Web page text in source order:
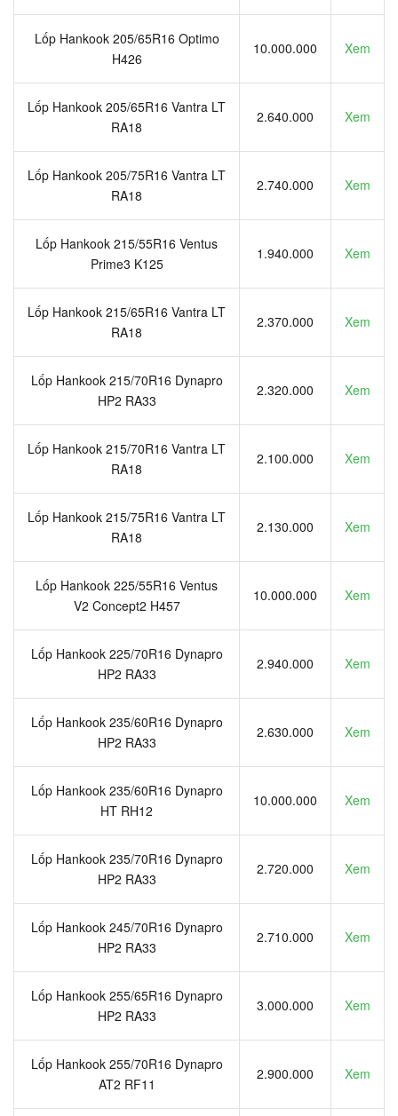
Lốp Hankook 205/65R16 Optimo
H426
10.000.000 Xem
Lốp Hankook 205/65R16 Vantra LT
RA18
2.640.000 Xem
Lốp Hankook 205/75R16 Vantra LT
RA18
2.740.000 Xem
Lốp Hankook 215/55R16 Ventus
Prime3 K125
1.940.000 Xem
Lốp Hankook 215/65R16 Vantra LT
RA18
2.370.000 Xem
Lốp Hankook 215/70R16 Dynapro
HP2 RA33
2.320.000 Xem
Lốp Hankook 215/70R16 Vantra LT
RA18
2.100.000 Xem
Lốp Hankook 215/75R16 Vantra LT
RA18
2.130.000 Xem
Lốp Hankook 225/55R16 Ventus
V2 Concept2 H457
10.000.000 Xem
Lốp Hankook 225/70R16 Dynapro
HP2 RA33
2.940.000 Xem
Lốp Hankook 235/60R16 Dynapro
HP2 RA33
2.630.000 Xem
Lốp Hankook 235/60R16 Dynapro
HT RH12
10.000.000 Xem
Lốp Hankook 235/70R16 Dynapro
HP2 RA33
2.720.000 Xem
Lốp Hankook 245/70R16 Dynapro
HP2 RA33
2.710.000 Xem
Lốp Hankook 255/65R16 Dynapro
HP2 RA33
3.000.000 Xem
Lốp Hankook 255/70R16 Dynapro
AT2 RF11
2.900.000 Xem